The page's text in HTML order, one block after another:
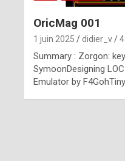
OricMag 001
1 juin 2025 didier_v
Summary : Zorgon:
SymoonDesigning
Emulator by